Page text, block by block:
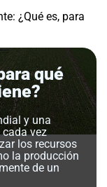
¿Qué es, para
qué
y una
vez
los recursos
la producción
de un